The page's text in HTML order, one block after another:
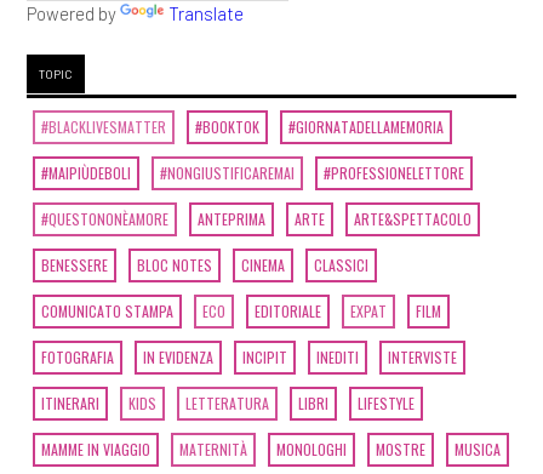
Powered by Translate
TOPIC
#BLACKLIVESMATTER #BOOKTOK #GIORNATADELLAMEMORIA
#MAIPIÙDEBOLI #NONGIUSTIFICAREMAI #PROFESSIONELETTORE
#QUESTONONÈAMORE ANTEPRIMA ARTE ARTE&SPETTACOLO
BENESSERE BLOC NOTES CINEMA CLASSICI
COMUNICATO STAMPA ECO EDITORIALE EXPAT FILM
FOTOGRAFIA IN EVIDENZA INCIPIT INEDITI INTERVISTE
ITINERARI KIDS LETTERATURA LIBRI LIFESTYLE
MAMME IN VIAGGIO MATERNITÀ MONOLOGHI MOSTRE MUSICA